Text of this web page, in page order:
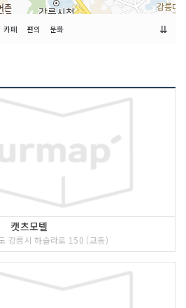
카페 편의 문화 ⇊
캣츠모텔
강릉시 하슬라로 150 (교동)